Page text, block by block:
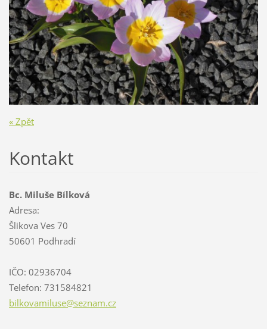
« Zpět
Kontakt
Bc. Miluše Bílková
Adresa:
Šlikova Ves 70
50601 Podhradí
IČO: 02936704
Telefon: 731584821
bilkovamiluse@seznam.cz